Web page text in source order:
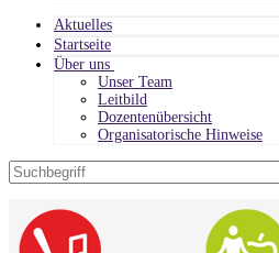
Aktuelles
Startseite
Über uns
Unser Team
Leitbild
Dozentenübersicht
Organisatorische Hinweise